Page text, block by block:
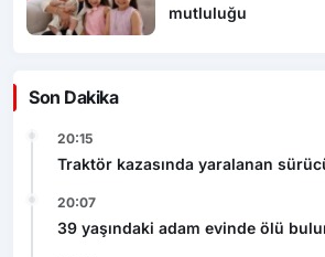
mutluluğu
Son Dakika
20:15
Traktör kazasında yaralanan
20:07
39 yaşındaki adam evinde ölü